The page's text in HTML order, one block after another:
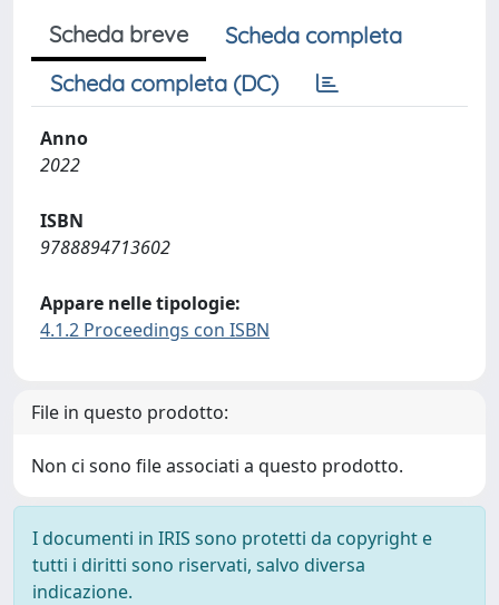
Scheda breve
Scheda completa
Scheda completa (DC)
Anno
2022
ISBN
9788894713602
Appare nelle tipologie:
4.1.2 Proceedings con ISBN
File in questo prodotto:
Non ci sono file associati a questo prodotto.
I documenti in IRIS sono protetti da copyright e
tutti i diritti sono riservati, salvo diversa
indicazione.